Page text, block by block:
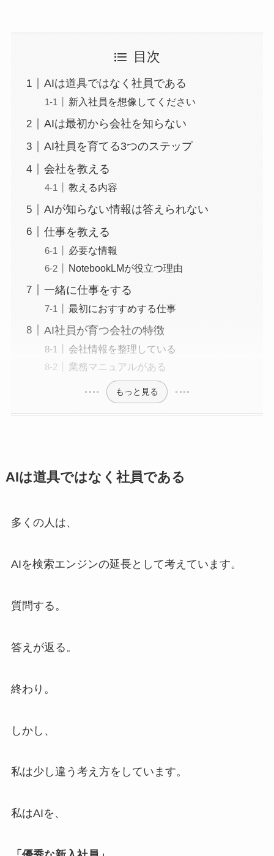
目次
AIは道具ではなく社員である
新入社員を想像してください
AIは最初から会社を知らない
AI社員を育てる3つのステップ
会社を教える
教える内容
AIが知らない情報は答えられない
仕事を教える
必要な情報
NotebookLMが役立つ理由
一緒に仕事をする
最初におすすめする仕事
AI社員が育つ会社の特徴
会社情報を整理している
業務マニュアルがある
もっと見る
AIは道具ではなく社員である
多くの人は、
AIを検索エンジンの延長として考えています。
質問する。
答えが返る。
終わり。
しかし、
私は少し違う考え方をしています。
私はAIを、